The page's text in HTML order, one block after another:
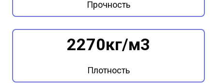
Прочность
2270кг/м3
Плотность